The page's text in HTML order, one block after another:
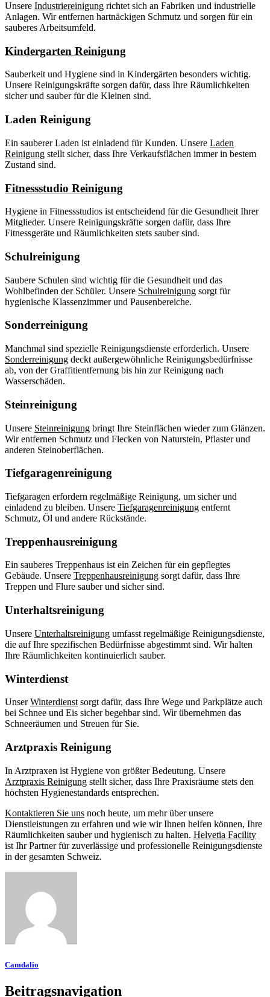
Unsere Industriereinigung richtet sich an Fabriken und industrielle
Anlagen. Wir entfernen hartnäckigen Schmutz und sorgen für ein
sauberes Arbeitsumfeld.
Kindergarten Reinigung
Sauberkeit und Hygiene sind in Kindergärten besonders wichtig.
Unsere Reinigungskräfte sorgen dafür, dass Ihre Räumlichkeiten
sicher und sauber für die Kleinen sind.
Laden Reinigung
Ein sauberer Laden ist einladend für Kunden. Unsere Laden
Reinigung stellt sicher, dass Ihre Verkaufsflächen immer in bestem
Zustand sind.
Fitnessstudio Reinigung
Hygiene in Fitnessstudios ist entscheidend für die Gesundheit Ihrer
Mitglieder. Unsere Reinigungskräfte sorgen dafür, dass Ihre
Fitnessgeräte und Räumlichkeiten stets sauber sind.
Schulreinigung
Saubere Schulen sind wichtig für die Gesundheit und das
Wohlbefinden der Schüler. Unsere Schulreinigung sorgt für
hygienische Klassenzimmer und Pausenbereiche.
Sonderreinigung
Manchmal sind spezielle Reinigungsdienste erforderlich. Unsere
Sonderreinigung deckt außergewöhnliche Reinigungsbedürfnisse
ab, von der Graffitientfernung bis hin zur Reinigung nach
Wasserschäden.
Steinreinigung
Unsere Steinreinigung bringt Ihre Steinflächen wieder zum Glänzen.
Wir entfernen Schmutz und Flecken von Naturstein, Pflaster und
anderen Steinoberflächen.
Tiefgaragenreinigung
Tiefgaragen erfordern regelmäßige Reinigung, um sicher und
einladend zu bleiben. Unsere Tiefgaragenreinigung entfernt
Schmutz, Öl und andere Rückstände.
Treppenhausreinigung
Ein sauberes Treppenhaus ist ein Zeichen für ein gepflegtes
Gebäude. Unsere Treppenhausreinigung sorgt dafür, dass Ihre
Treppen und Flure sauber und sicher sind.
Unterhaltsreinigung
Unsere Unterhaltsreinigung umfasst regelmäßige Reinigungsdienste,
die auf Ihre spezifischen Bedürfnisse abgestimmt sind. Wir halten
Ihre Räumlichkeiten kontinuierlich sauber.
Winterdienst
UnserWinterdienst sorgt dafür, dass Ihre Wege und Parkplätze auch
bei Schnee und Eis sicher begehbar sind. Wir übernehmen das
Schneeräumen und Streuen für Sie.
Arztpraxis Reinigung
In Arztpraxen ist Hygiene von größter Bedeutung. Unsere
Arztpraxis Reinigung stellt sicher, dass Ihre Praxisräume stets den
höchsten Hygienestandards entsprechen.
Kontaktieren Sie uns noch heute, um mehr über unsere
Dienstleistungen zu erfahren und wie wir Ihnen helfen können, Ihre
Räumlichkeiten sauber und hygienisch zu halten. Helvetia Facility
ist Ihr Partner für zuverlässige und professionelle Reinigungsdienste
in der gesamten Schweiz.
Camdalio
Beitragsnavigation